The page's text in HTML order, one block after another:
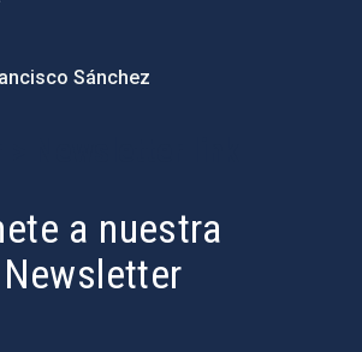
Sánchez
a nuestra
Newsletter